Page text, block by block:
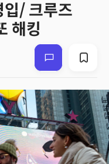
입/ 크루즈
해킹